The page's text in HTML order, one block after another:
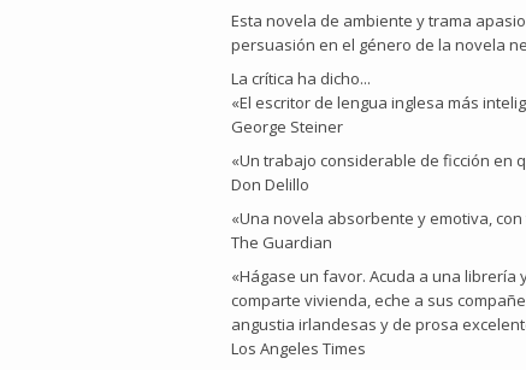
Esta novela de ambiente y trama
persuasión en el género de la novela
La crítica ha dicho...
«El escritor de lengua inglesa más
George Steiner
«Un trabajo considerable de ficción en
Don Delillo
«Una novela absorbente y emotiva,
The Guardian
«Hágase un favor. Acuda a una librería
comparte vivienda, eche a sus
angustia irlandesas y de prosa
Los Angeles Times